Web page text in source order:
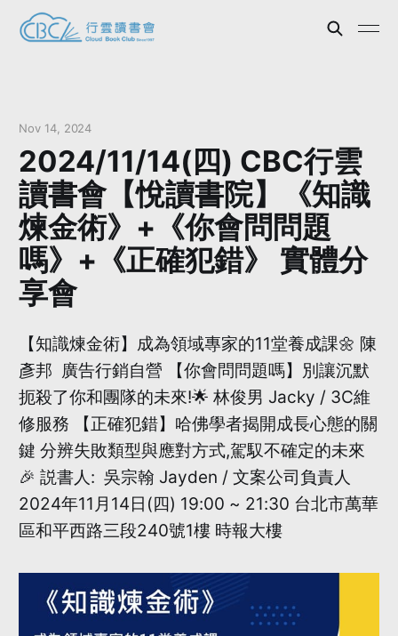
Nov 14, 2024
2024/11/14(四) CBC行雲
讀書會【悅讀書院】《知識
煉金術》+《你會問問題
嗎》+《正確犯錯》 實體分
享會
【知識煉金術】成為領域專家的11堂養成課🌼 陳
彥邦 廣告行銷自營 【你會問問題嗎】別讓沉默
扼殺了你和團隊的未來!🌟 林俊男 Jacky / 3C維
修服務 【正確犯錯】哈佛學者揭開成長心態的關
鍵 分辨失敗類型與應對方式,駕馭不確定的未來
🎉 説書人: 吳宗翰 Jayden / 文案公司負責人
2024年11月14日(四) 19:00 ~ 21:30 台北市萬華
區和平西路三段240號1樓 時報大樓